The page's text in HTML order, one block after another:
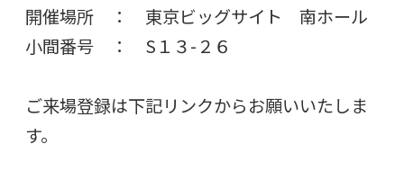
開催場所 ： 東京ビッグサイト 南ホール
小間番号 ： S１３-２６
ご来場登録は下記リンクからお願いいたしま
す。